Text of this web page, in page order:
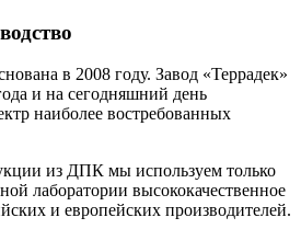
в 2008 году. Завод «Террадек»
и на сегодняшний день
наиболее востребованных
из ДПК мы используем только
лаборатории высококачественное
и европейских производителей.